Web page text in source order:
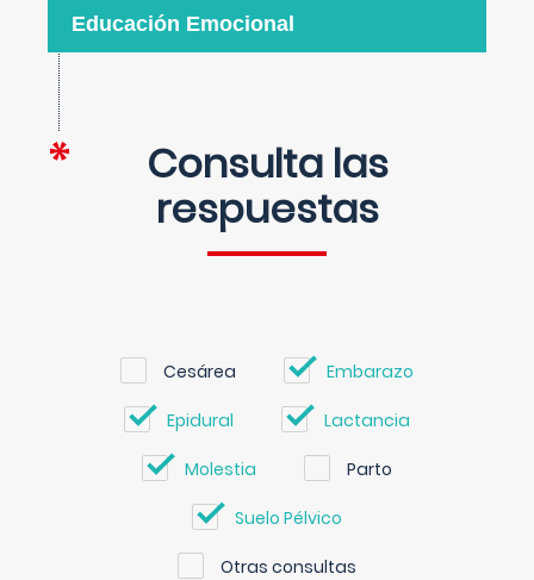
Educación Emocional
Consulta las
respuestas
Cesárea Embarazo
Epidural Lactancia
Molestia Parto
Suelo Pélvico
Otras consultas